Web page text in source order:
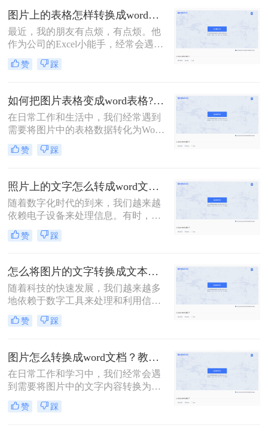
换成Word文档的方法，帮助您轻松完
成这一任务。
图片上的表格怎样转换成word表格？教你转换的二个方法！
最近，我的朋友有点烦，有点烦。他
作为公司的Excel小能手，经常会遇到
同事发Excel表过来咨询的情况。他们
的口头禅通常都是：“大神，大神，
对呢？”顺带一张Excel截图。对，是
截图！如何在一张截图上发现问题，
查找答案呢？这是一个问题。更大的
问题是，老板也喜欢这样……今天就
来给大家分享二个技巧，「图片上的
表格怎样转换成word表格」
赞 踩
如何把图片表格变成word表格?教你三招轻松搞定！
在日常工作和生活中，我们经常遇到
需要将图片中的表格数据转化为Word
文档中的表格的情况。这样的需求常
见于数据提取、文档编辑、报告撰写
word表格呢？以下将介绍几种常用的
方法，帮助你将图片表格转换成Word
表格。
赞 踩
照片上的文字怎么转成word文档？分享2种方法，简单易学！
随着数字化时代的到来，我们越来越
依赖电子设备来处理信息。有时，我
们可能需要从照片中提取文字内容，
并将其转换为可编辑的Word文档。这
如从书籍、报纸、海报、名片，甚至
是手写笔记中提取信息。那么照片上
的文字怎么转成word文档呢？本文将
介绍几种常用的方法，帮助你轻松地
将照片上的文字转换成Word文档。
赞 踩
怎么将图片的文字转换成文本？这里教你3种方法！
随着科技的快速发展，我们越来越多
地依赖于数字工具来处理和利用信
息。在日常生活中，我们经常会遇到
需要将图片中的文字转换成可编辑文
片中的标语、还是社交媒体上的图片
中提取信息，将图片中的文字转换成
文本都是一项非常实用的技能。那么
怎么将图片的文字转换成文本呢？本
文将详细介绍几种常用的方法，帮助
你轻松实现图片文字到文本的转换。
赞 踩
图片怎么转换成word文档？教你3种简单方法！
在日常工作和学习中，我们经常会遇
到需要将图片中的文字内容转换为
Word文档的情况。这可能是因为图片
中的文字内容需要编辑、修改或进一
赞 踩